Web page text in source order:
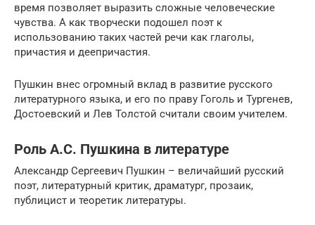
время позволяет выразить сложные человеческие
чувства. А как творчески подошел поэт к
использованию таких частей речи как глаголы,
причастия и деепричастия.
Пушкин внес огромный вклад в развитие русского
литературного языка, и его по праву Гоголь и Тургенев,
Достоевский и Лев Толстой считали своим учителем.
Роль А.С. Пушкина в литературе
Александр Сергеевич Пушкин – величайший русский
поэт, литературный критик, драматург, прозаик,
публицист и теоретик литературы.